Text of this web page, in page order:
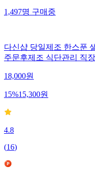
1,497명구매중
다신샵 당일제조 한스푼
주문후제조 식단관리 직
18,000원
15%15,300원
4.8
(16)